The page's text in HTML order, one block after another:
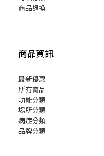
商品退換
商品資訊
最新優惠
所有商品
功能分類
場所分類
病症分類
品牌分類